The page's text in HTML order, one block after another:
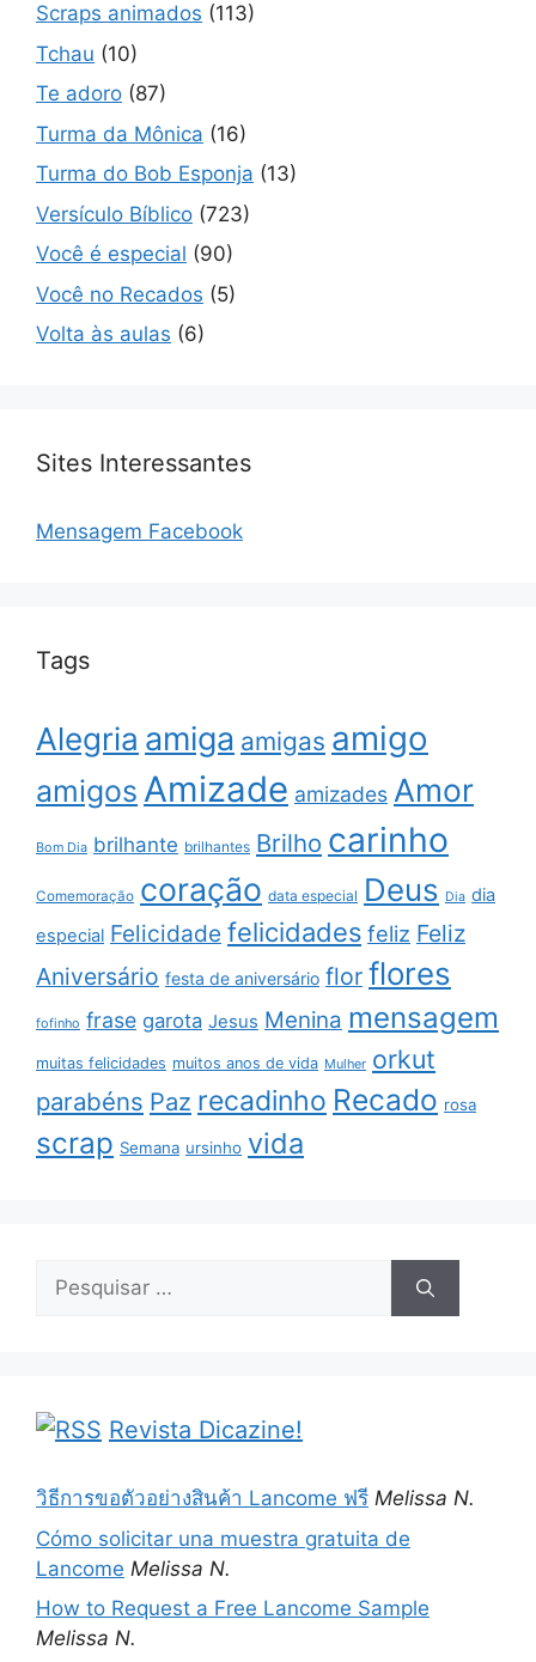
Scraps animados (113)
Tchau (10)
Te adoro (87)
Turma da Mônica (16)
Turma do Bob Esponja (13)
Versículo Bíblico (723)
Você é especial (90)
Você no Recados (5)
Volta às aulas (6)
Sites Interessantes
Mensagem Facebook
Tags
Alegria amiga amigas amigo
amigos Amizade amizades Amor
Bom Dia brilhante brilhantes Brilho carinho
Comemoração coração data especial Deus Dia dia
especial Felicidade felicidades feliz Feliz
Aniversário festa de aniversário flor flores
fofinho frase garota Jesus Menina mensagem
muitas felicidades muitos anos de vida Mulher orkut
parabéns Paz recadinho Recado rosa
scrap Semana ursinho vida
Pesquisar
Revista Dicazine!
วิธีการขอตัวอย่างสินค้า Lancome ฟรี Melissa N.
Cómo solicitar una muestra gratuita de
Lancome Melissa N.
How to Request a Free Lancome Sample
Melissa N.